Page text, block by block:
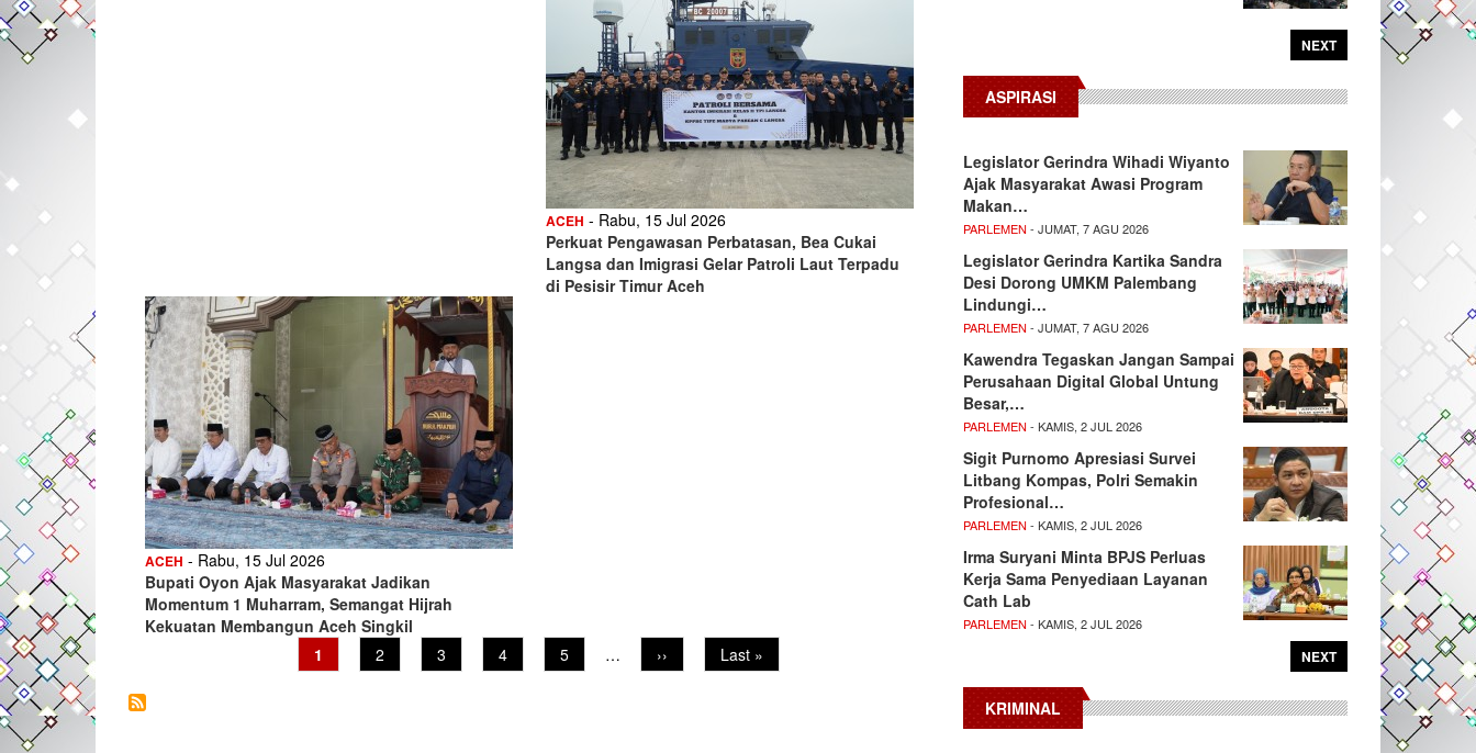
ACEH - Rabu, 15 Jul 2026
Perkuat Pengawasan Perbatasan, Bea Cukai
Langsa dan Imigrasi Gelar Patroli Laut Terpadu
di Pesisir Timur Aceh
ACEH - Rabu, 15 Jul 2026
Bupati Oyon Ajak Masyarakat Jadikan
Momentum 1 Muharram, Semangat Hijrah
Kekuatan Membangun Aceh Singkil
Current
page
1 Page
2 Page
3 Page
4 Page
5 …
Next
page
››
Last
page
Last »
NEXT
ASPIRASI
Legislator Gerindra Wihadi Wiyanto
Ajak Masyarakat Awasi Program
Makan…
PARLEMEN - JUMAT, 7 AGU 2026
Legislator Gerindra Kartika Sandra
Desi Dorong UMKM Palembang
Lindungi…
PARLEMEN - JUMAT, 7 AGU 2026
Kawendra Tegaskan Jangan Sampai
Perusahaan Digital Global Untung
Besar,…
PARLEMEN - KAMIS, 2 JUL 2026
Sigit Purnomo Apresiasi Survei
Litbang Kompas, Polri Semakin
Profesional…
PARLEMEN - KAMIS, 2 JUL 2026
Irma Suryani Minta BPJS Perluas
Kerja Sama Penyediaan Layanan
Cath Lab
PARLEMEN - KAMIS, 2 JUL 2026
NEXT
KRIMINAL